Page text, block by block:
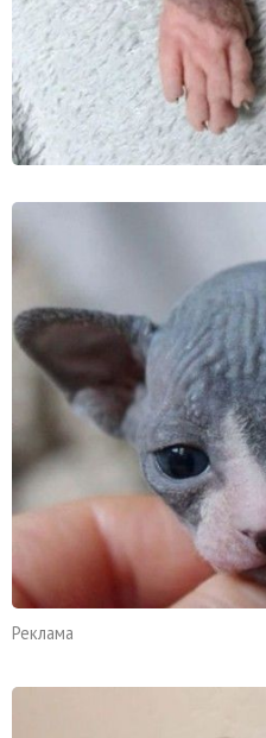
Реклама